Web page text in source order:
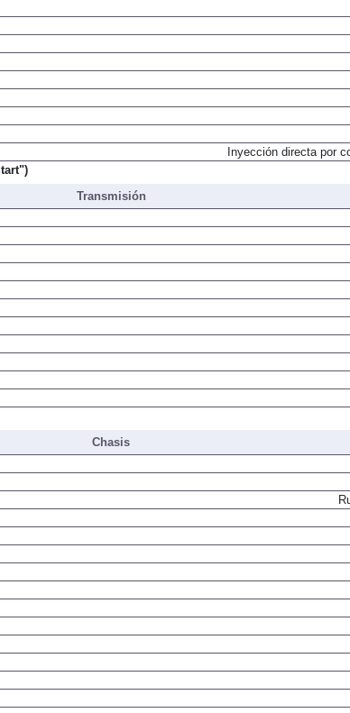
Inyección directa por
Transmisión
Chasis